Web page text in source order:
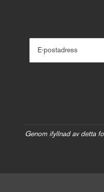
E-postadress
Genom ifyllnad av detta